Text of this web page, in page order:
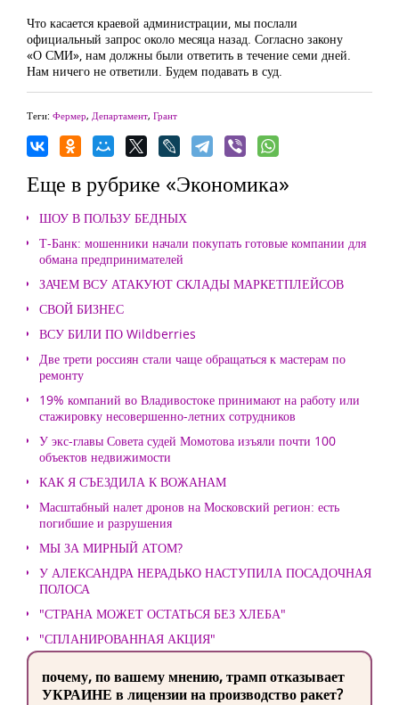
Что касается краевой администрации, мы послали
официальный запрос около месяца назад. Согласно закону
«О СМИ», нам должны были ответить в течение семи дней.
Нам ничего не ответили. Будем подавать в суд.
Теги: Фермер, Департамент, Грант
Еще в рубрике «Экономика»
ШОУ В ПОЛЬЗУ БЕДНЫХ
Т-Банк: мошенники начали покупать готовые компании для
обмана предпринимателей
ЗАЧЕМ ВСУ АТАКУЮТ СКЛАДЫ МАРКЕТПЛЕЙСОВ
СВОЙ БИЗНЕС
ВСУ БИЛИ ПО Wildberries
Две трети россиян стали чаще обращаться к мастерам по
ремонту
19% компаний во Владивостоке принимают на работу или
стажировку несовершенно-летних сотрудников
У экс-главы Совета судей Момотова изъяли почти 100
объектов недвижимости
КАК Я СЪЕЗДИЛА К ВОЖАНАМ
Масштабный налет дронов на Московский регион: есть
погибшие и разрушения
МЫ ЗА МИРНЫЙ АТОМ?
У АЛЕКСАНДРА НЕРАДЬКО НАСТУПИЛА ПОСАДОЧНАЯ
ПОЛОСА
"СТРАНА МОЖЕТ ОСТАТЬСЯ БЕЗ ХЛЕБА"
"СПЛАНИРОВАННАЯ АКЦИЯ"
почему, по вашему мнению, трамп отказывает
УКРАИНЕ в лицензии на производство ракет?